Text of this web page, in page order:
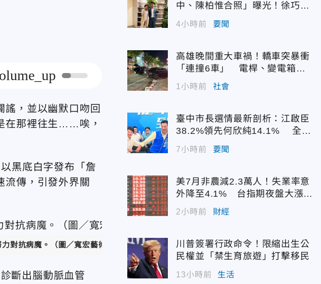
謠，並以幽默口吻回
在那裡往生……唉，
黑底白字發布「詹
流傳，引發外界關
對抗病魔。（圖／寬宏藝術 提供）
斷出腦動脈血管
中、陳柏惟合照」曝光！徐巧芯
震撼出手
4小時前 要聞
高雄晚間重大車禍！轎車突暴衝
「連撞6車」 電桿、變電箱全
遭殃
1小時前 社會
臺中市長選情最新剖析：江啟臣
38.2%領先何欣純14.1% 全世
代支持度全面居首
7小時前 要聞
美7月非農減2.3萬人！失業率意
外降至4.1% 台指期夜盤大漲7
45點
2小時前 財經
川普簽署行政命令！限縮出生公
民權並「禁生育旅遊」打擊移民
13小時前 生活